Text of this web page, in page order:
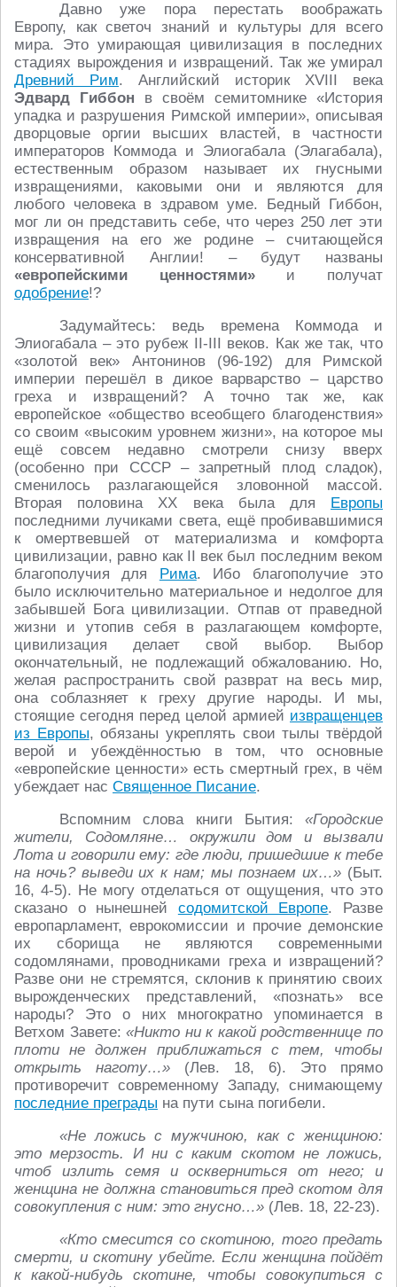
Давно уже пора перестать воображать
Европу, как светоч знаний и культуры для всего
мира. Это умирающая цивилизация в последних
стадиях вырождения и извращений. Так же умирал
Древний Рим. Английский историк XVIII века
Эдвард Гиббон в своём семитомнике «История
упадка и разрушения Римской империи», описывая
дворцовые оргии высших властей, в частности
императоров Коммода и Элиогабала (Элагабала),
естественным образом называет их гнусными
извращениями, каковыми они и являются для
любого человека в здравом уме. Бедный Гиббон,
мог ли он представить себе, что через 250 лет эти
извращения на его же родине – считающейся
консервативной Англии! – будут названы
«европейскими ценностями»и получат
одобрение!?
Задумайтесь: ведь времена Коммода и
Элиогабала – это рубеж II-III веков. Как же так, что
«золотой век» Антонинов (96-192) для Римской
империи перешёл в дикое варварство – царство
греха и извращений? А точно так же, как
европейское «общество всеобщего благоденствия»
со своим «высоким уровнем жизни», на которое мы
ещё совсем недавно смотрели снизу вверх
(особенно при СССР – запретный плод сладок),
сменилось разлагающейся зловонной массой.
Вторая половина ХХ века была для Европы
последними лучиками света, ещё пробивавшимися
к омертвевшей от материализма и комфорта
цивилизации, равно как II век был последним веком
благополучия для Рима. Ибо благополучие это
было исключительно материальное и недолгое для
забывшей Бога цивилизации. Отпав от праведной
жизни и утопив себя в разлагающем комфорте,
цивилизация делает свой выбор. Выбор
окончательный, не подлежащий обжалованию. Но,
желая распространить свой разврат на весь мир,
она соблазняет к греху другие народы. И мы,
стоящие сегодня перед целой армией извращенцев
из Европы, обязаны укреплять свои тылы твёрдой
верой и убеждённостью в том, что основные
«европейские ценности» есть смертный грех, в чём
убеждает нас Священное Писание.
Вспомним слова книги Бытия: «Городские
жители, Содомляне… окружили дом и вызвали
Лота и говорили ему: где люди, пришедшие к тебе
на ночь? выведи их к нам; мы познаем их…» (Быт.
16, 4-5). Не могу отделаться от ощущения, что это
сказано о нынешней содомитской Европе. Разве
европарламент, еврокомиссии и прочие демонские
их сборища не являются современными
содомлянами, проводниками греха и извращений?
Разве они не стремятся, склонив к принятию своих
вырожденческих представлений, «познать» все
народы? Это о них многократно упоминается в
Ветхом Завете:«Никто ни к какой родственнице по
плоти не должен приближаться с тем, чтобы
открыть наготу…» (Лев. 18, 6). Это прямо
противоречит современному Западу, снимающему
последние преграды на пути сына погибели.
«Не ложись с мужчиною, как с женщиною:
это мерзость. И ни с каким скотом не ложись,
чтоб излить семя и оскверниться от него; и
женщина не должна становиться пред скотом для
совокупления с ним: это гнусно…» (Лев. 18, 22-23).
«Кто смесится со скотиною, того предать
смерти, и скотину убейте. Если женщина пойдёт
к какой-нибудь скотине, чтобы совокупиться с